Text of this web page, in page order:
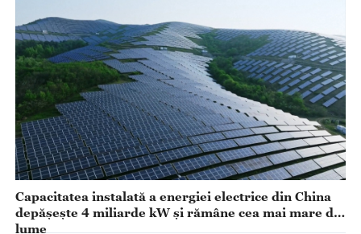
Capacitatea instalată a energiei electrice din China
depășește 4 miliarde kW și rămâne cea mai mare din
lume